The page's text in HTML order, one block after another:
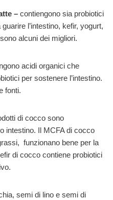
– contiengono sia probiotici
l’intestino, kefir, yogurt,
alcuni dei migliori.
acidi organici che
per sostenere l’intestino.
fonti.
di cocco sono
intestino. Il MCFA di cocco
funzionano bene per la
di cocco contiene probiotici
semi di lino e semi di